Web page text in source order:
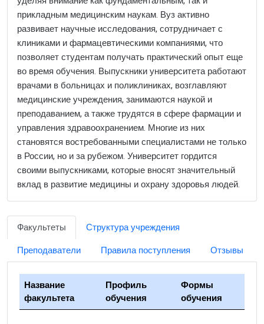
прикладным медицинским наукам. Вуз активно
развивает научные исследования, сотрудничает с
клиниками и фармацевтическими компаниями, что
позволяет студентам получать практический опыт еще
во время обучения. Выпускники университета работают
врачами в больницах и поликлиниках, возглавляют
медицинские учреждения, занимаются наукой и
преподаванием, а также трудятся в сфере фармации и
управления здравоохранением. Многие из них
становятся востребованными специалистами не только
в России, но и за рубежом. Университет гордится
своими выпускниками, которые вносят значительный
вклад в развитие медицины и охрану здоровья людей.
Факультеты
Структура учреждения
Преподаватели
Правила поступления Отзывы
Название
факультета
Профиль
обучения
Формы
обучения